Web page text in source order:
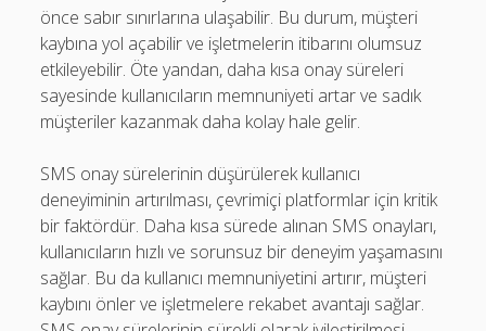
önce sabır sınırlarına ulaşabilir. Bu durum, müşteri
kaybına yol açabilir ve işletmelerin itibarını olumsuz
etkileyebilir. Öte yandan, daha kısa onay süreleri
sayesinde kullanıcıların memnuniyeti artar ve sadık
müşteriler kazanmak daha kolay hale gelir.
SMS onay sürelerinin düşürülerek kullanıcı
deneyiminin artırılması, çevrimiçi platformlar için kritik
bir faktördür. Daha kısa sürede alınan SMS onayları,
kullanıcıların hızlı ve sorunsuz bir deneyim yaşamasını
sağlar. Bu da kullanıcı memnuniyetini artırır, müşteri
kaybını önler ve işletmelere rekabet avantajı sağlar.